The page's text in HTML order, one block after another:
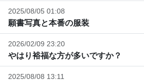
2025/08/05 01:08
願書写真と本番の服装
2026/02/09 23:20
やはり裕福な方が多いですか？
2025/08/08 13:11